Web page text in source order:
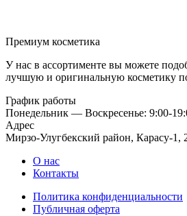
Премиум косметика
У нас в ассортименте вы можете
лучшую и оригинальную косметику
График работы
Понедельник — Воскресенье: 9:00-
Адрес
Мирзо-Улугбекский район, Карасу-1,
О нас
Контакты
Политика конфиденциальности
Публичная оферта